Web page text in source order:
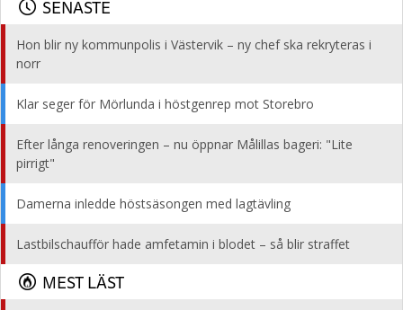
SENASTE
Hon blir ny kommunpolis i Västervik – ny chef ska rekryteras i
norr
Klar seger för Mörlunda i höstgenrep mot Storebro
Efter långa renoveringen – nu öppnar Målillas bageri: "Lite
pirrigt"
Damerna inledde höstsäsongen med lagtävling
Lastbilschaufför hade amfetamin i blodet – så blir straffet
MEST LÄST